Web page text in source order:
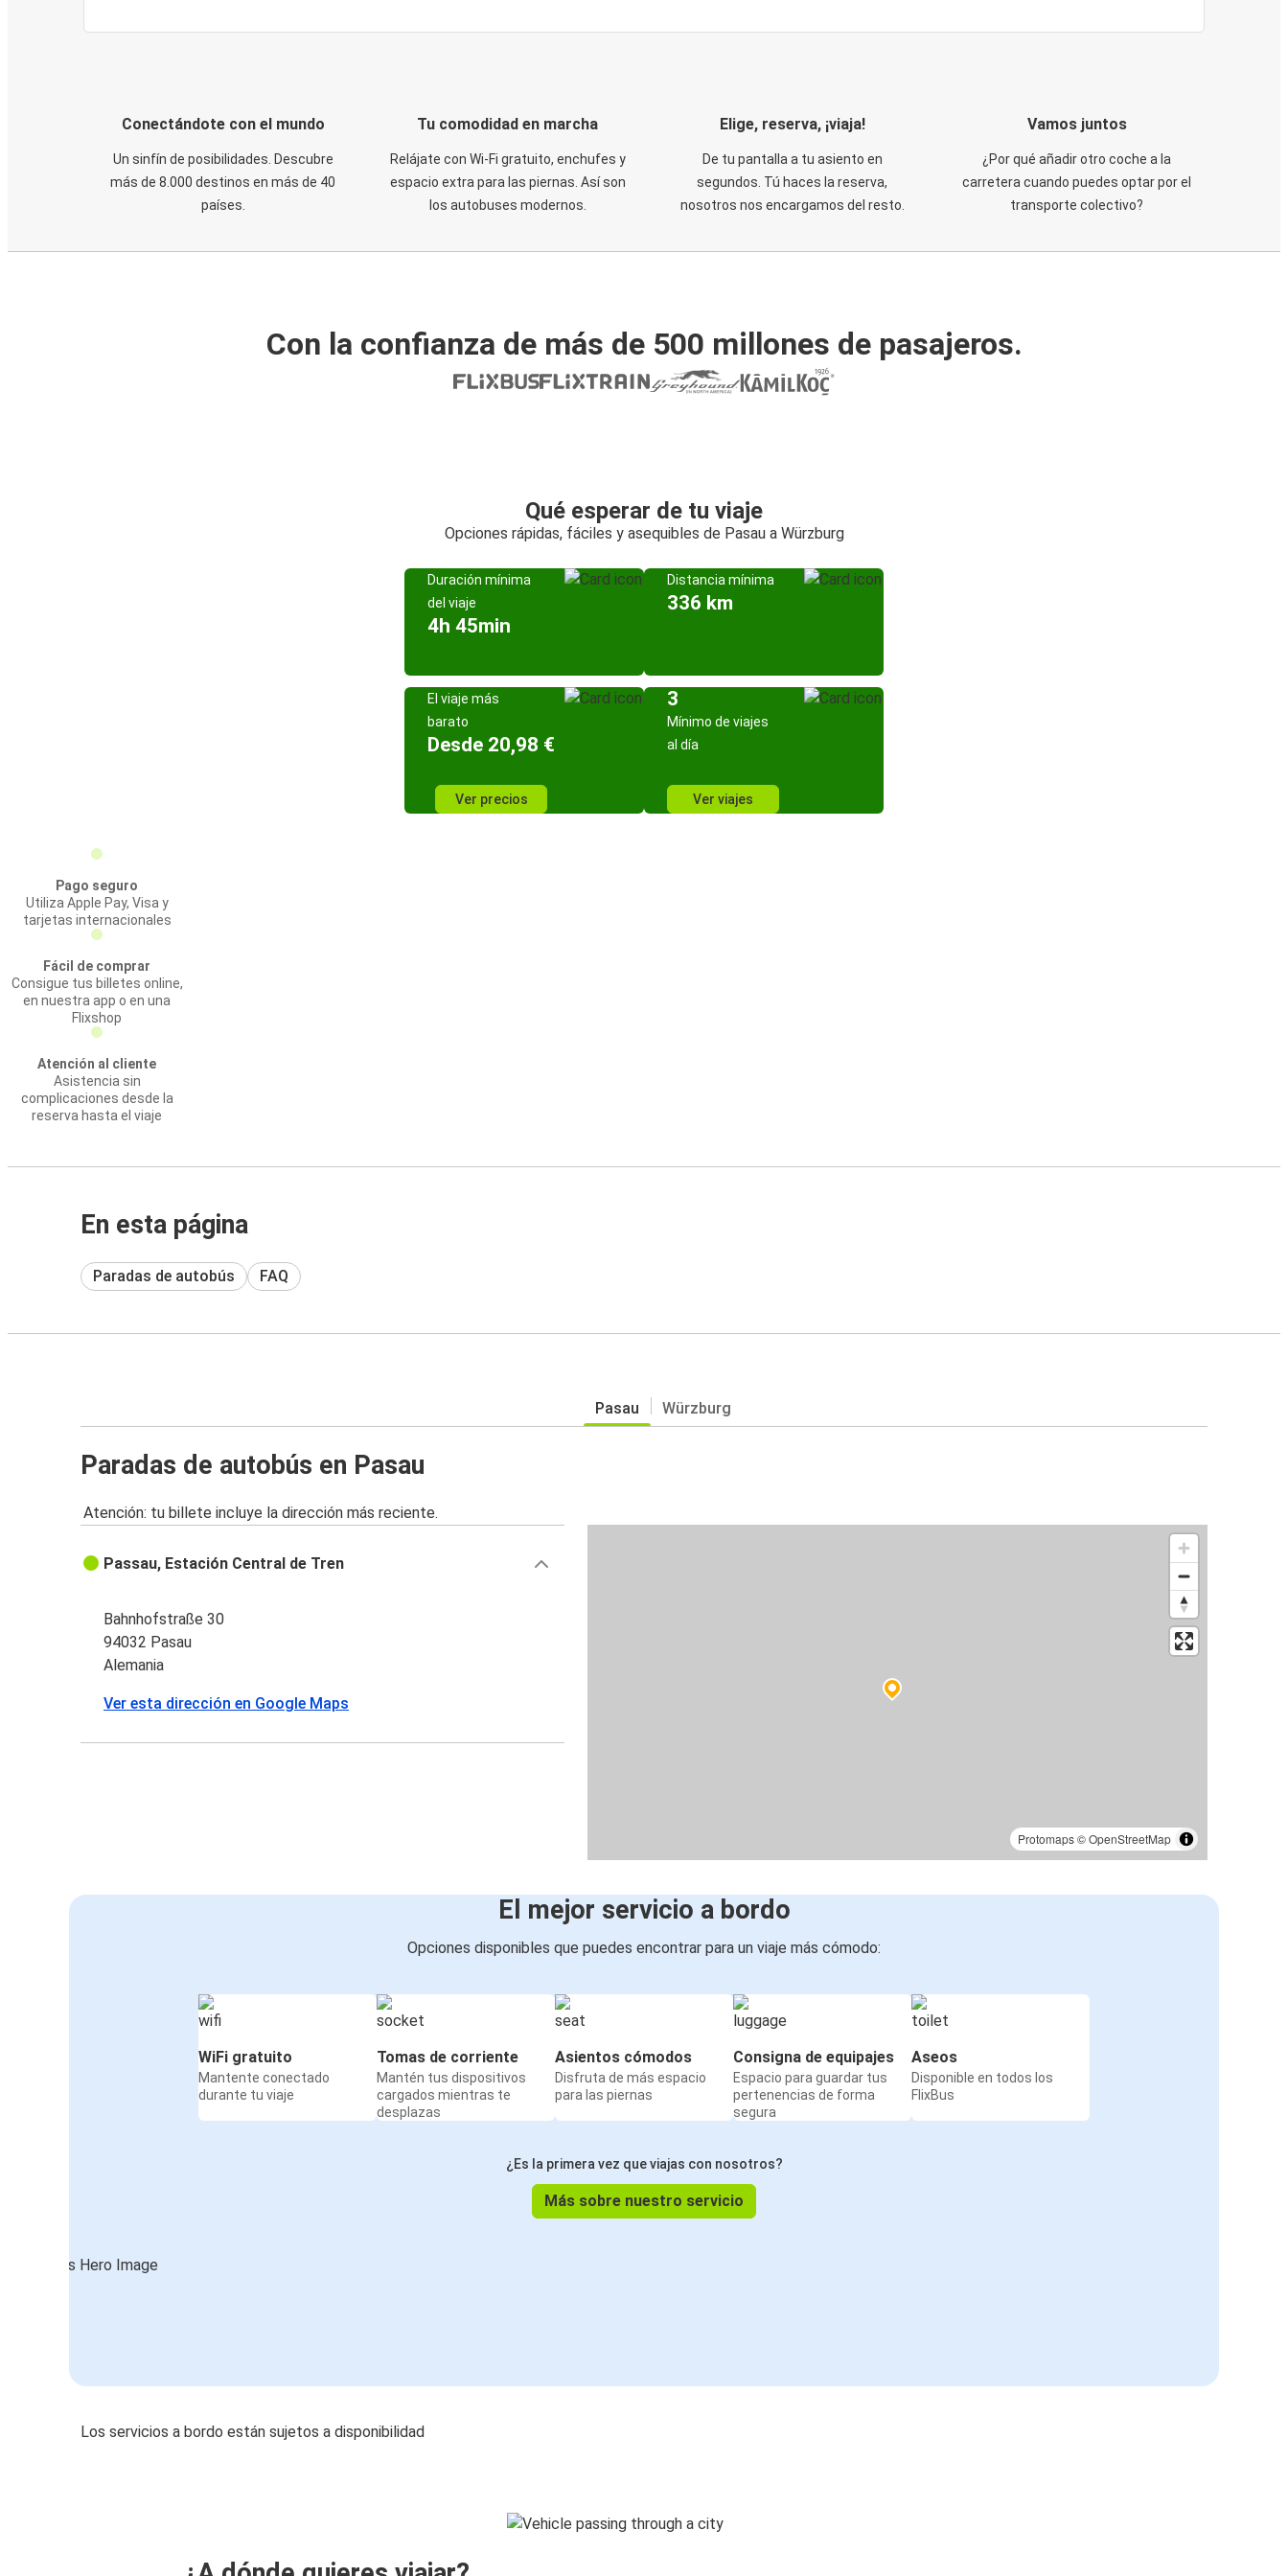
Conectándote con el mundo
Un sinfín de posibilidades. Descubre
más de 8.000 destinos en más de 40
países.
Tu comodidad en marcha
Relájate con Wi-Fi gratuito, enchufes y
espacio extra para las piernas. Así son
los autobuses modernos.
Elige, reserva, ¡viaja!
De tu pantalla a tu asiento en
segundos. Tú haces la reserva,
nosotros nos encargamos del resto.
Vamos juntos
¿Por qué añadir otro coche a la
carretera cuando puedes optar por el
transporte colectivo?
Con la confianza de más de 500 millones de pasajeros.
Qué esperar de tu viaje
Opciones rápidas, fáciles y asequibles de Pasau a Würzburg
Duración mínima
del viaje
4h 45min
Distancia mínima
336 km
El viaje más
barato
Desde 20,98 €
Ver precios
3
Mínimo de viajes
al día
Ver viajes
Pago seguro
Utiliza Apple Pay, Visa y
tarjetas internacionales
Fácil de comprar
Consigue tus billetes online,
en nuestra app o en una
Flixshop
Atención al cliente
Asistencia sin
complicaciones desde la
reserva hasta el viaje
En esta página
Paradas de autobús FAQ
Pasau Würzburg
Paradas de autobús en Pasau
Atención: tu billete incluye la dirección más reciente.
Protomaps©OpenStreetMap
Passau, Estación Central de Tren
Bahnhofstraße 30
94032 Pasau
Alemania
Ver esta dirección en Google Maps
El mejor servicio a bordo
Opciones disponibles que puedes encontrar para un viaje más cómodo:
WiFi gratuito
Mantente conectado
durante tu viaje
Tomas de corriente
Mantén tus dispositivos
cargados mientras te
desplazas
Asientos cómodos
Disfruta de más espacio
para las piernas
Consigna de equipajes
Espacio para guardar tus
pertenencias de forma
segura
Aseos
Disponible en todos los
FlixBus
¿Es la primera vez que viajas con nosotros?
Más sobre nuestro servicio
Los servicios a bordo están sujetos a disponibilidad